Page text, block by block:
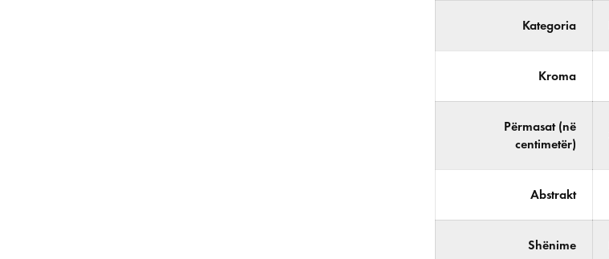
Kategoria
Kroma
Përmasat (në
centimetër)
Abstrakt
Shënime